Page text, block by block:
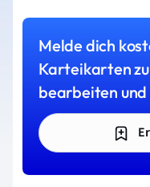
Melde dich
Karteikarten
bearbeiten